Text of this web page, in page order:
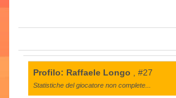
Profilo: Raffaele Longo , #27
Statistiche del giocatore non complete...